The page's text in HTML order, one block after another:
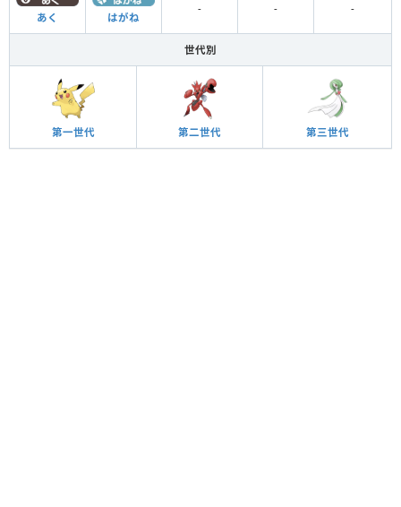
あく はがね
- - -
世代別
第一世代 第二世代 第三世代